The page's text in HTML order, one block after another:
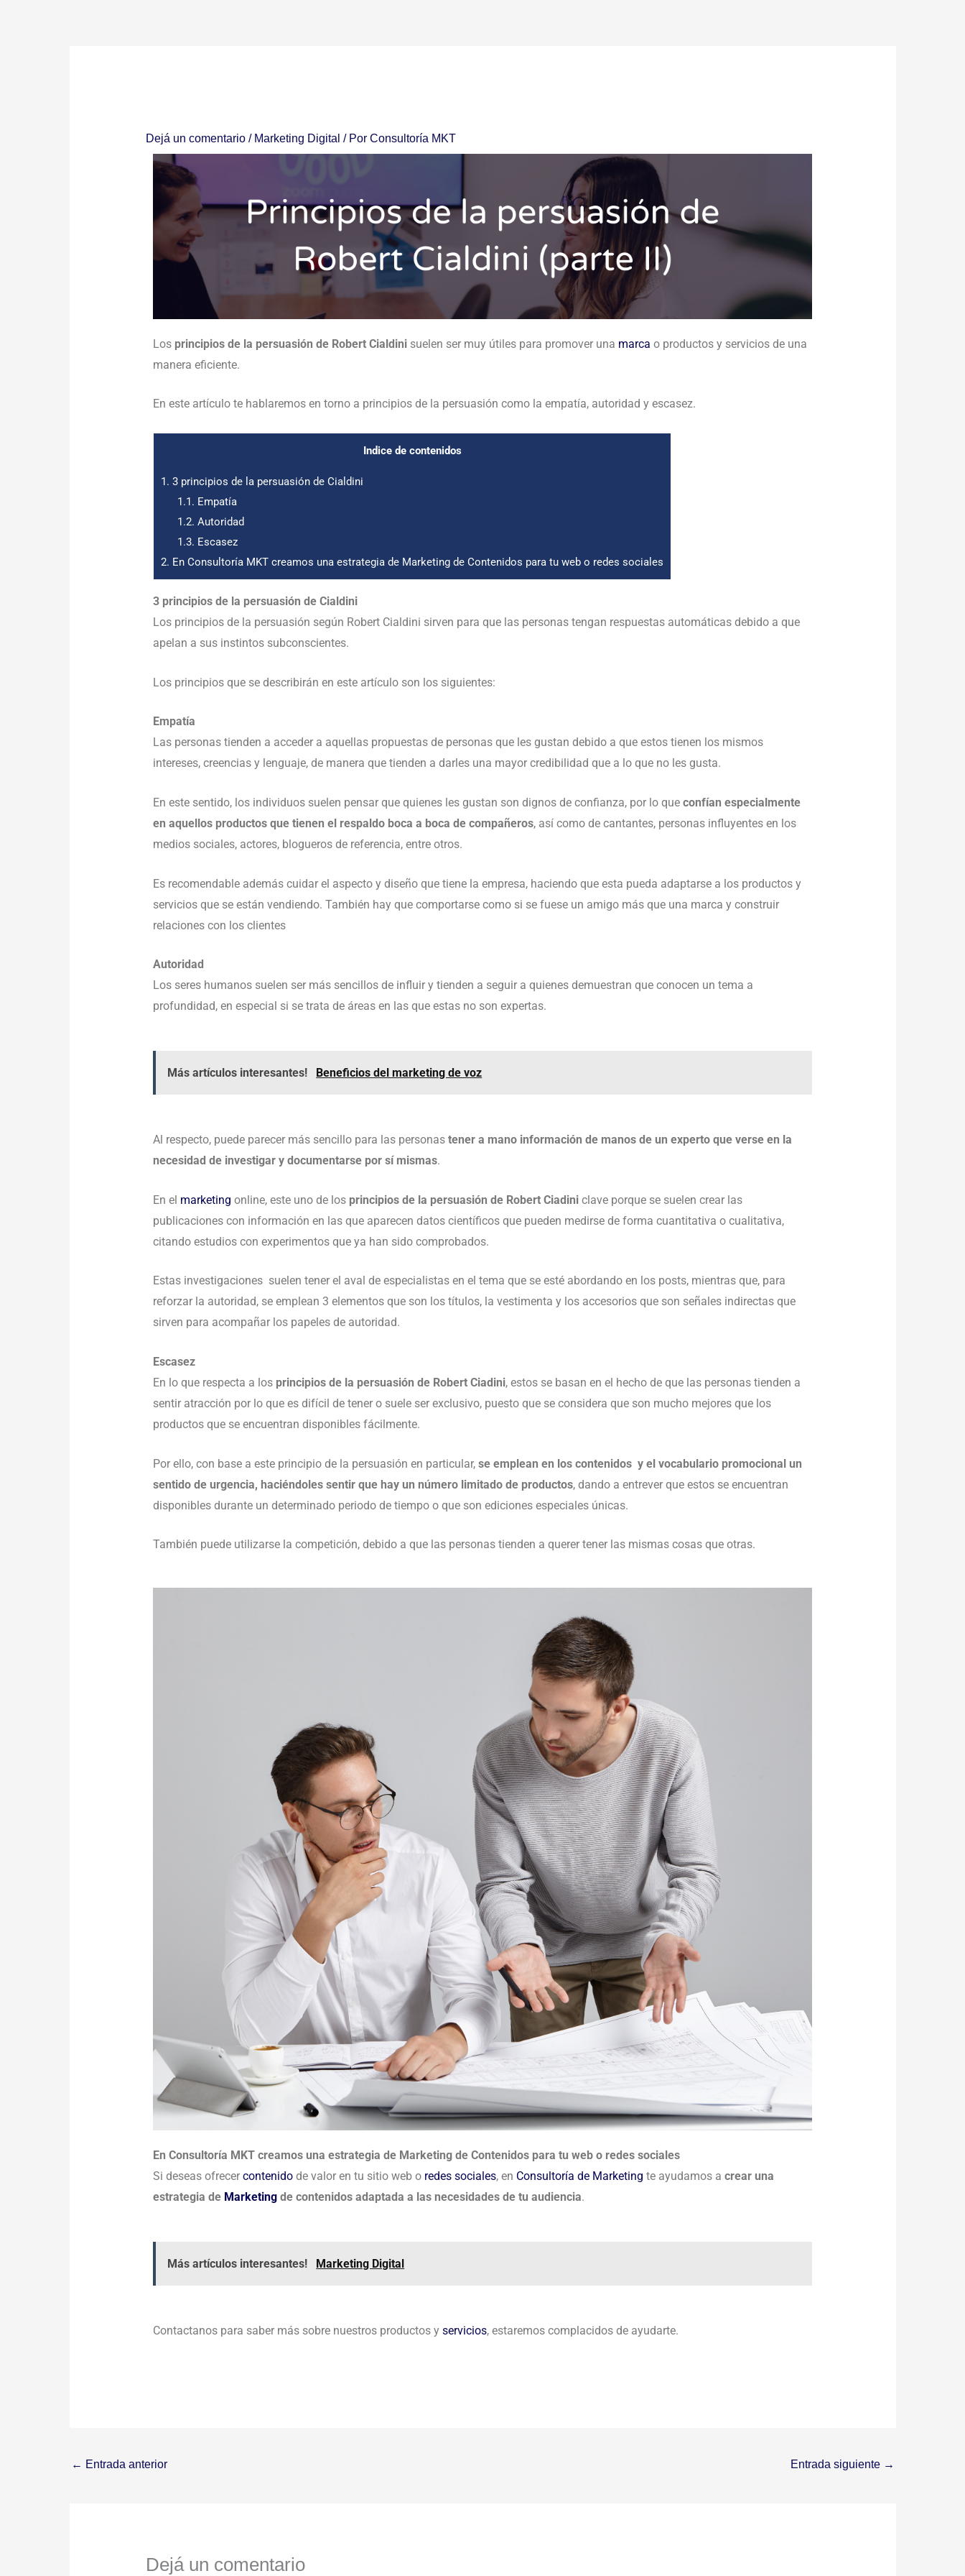
Dejá un comentario / Marketing Digital / PorConsultoría MKT
Los principios de la persuasión de Robert Cialdini suelen ser muy útiles para promover una marca o productos y servicios de una
manera eficiente.
En este artículo te hablaremos en torno a principios de la persuasión como la empatía, autoridad y escasez.
Indice de contenidos
1. 3 principios de la persuasión de Cialdini
1.1. Empatía
1.2. Autoridad
1.3. Escasez
2. En Consultoría MKT creamos una estrategia de Marketing de Contenidos para tu web o redes sociales
3 principios de la persuasión de Cialdini
Los principios de la persuasión según Robert Cialdini sirven para que las personas tengan respuestas automáticas debido a que
apelan a sus instintos subconscientes.
Los principios que se describirán en este artículo son los siguientes:
Empatía
Las personas tienden a acceder a aquellas propuestas de personas que les gustan debido a que estos tienen los mismos
intereses, creencias y lenguaje, de manera que tienden a darles una mayor credibilidad que a lo que no les gusta.
En este sentido, los individuos suelen pensar que quienes les gustan son dignos de confianza, por lo queconfían especialmente
en aquellos productos que tienen el respaldo boca a boca de compañeros, así como de cantantes, personas influyentes en los
medios sociales, actores, blogueros de referencia, entre otros.
Es recomendable además cuidar el aspecto y diseño que tiene la empresa, haciendo que esta pueda adaptarse a los productos y
servicios que se están vendiendo. También hay que comportarse como si se fuese un amigo más que una marca y construir
relaciones con los clientes
Autoridad
Los seres humanos suelen ser más sencillos de influir y tienden a seguir a quienes demuestran que conocen un tema a
profundidad, en especial si se trata de áreas en las que estas no son expertas.
Más artículos interesantes! Beneficios del marketing de voz
Al respecto, puede parecer más sencillo para las personas tener a mano información de manos de un experto que verse en la
necesidad de investigar y documentarse por sí mismas.
En el marketing online, este uno de los principios de la persuasión de Robert Ciadini clave porque se suelen crear las
publicaciones con información en las que aparecen datos científicos que pueden medirse de forma cuantitativa o cualitativa,
citando estudios con experimentos que ya han sido comprobados.
Estas investigaciones suelen tener el aval de especialistas en el tema que se esté abordando en los posts, mientras que, para
reforzar la autoridad, se emplean 3 elementos que son los títulos, la vestimenta y los accesorios que son señales indirectas que
sirven para acompañar los papeles de autoridad.
Escasez
En lo que respecta a los principios de la persuasión de Robert Ciadini, estos se basan en el hecho de que las personas tienden a
sentir atracción por lo que es difícil de tener o suele ser exclusivo, puesto que se considera que son mucho mejores que los
productos que se encuentran disponibles fácilmente.
Por ello, con base a este principio de la persuasión en particular,se emplean en los contenidos y el vocabulario promocional un
sentido de urgencia, haciéndoles sentir que hay un número limitado de productos, dando a entrever que estos se encuentran
disponibles durante un determinado periodo de tiempo o que son ediciones especiales únicas.
También puede utilizarse la competición, debido a que las personas tienden a querer tener las mismas cosas que otras.
En Consultoría MKT creamos una estrategia de Marketing de Contenidos para tu web o redes sociales
Si deseas ofrecercontenido de valor en tu sitio web o redes sociales, en Consultoría de Marketing te ayudamos acrear una
estrategia de Marketing de contenidos adaptada a las necesidades de tu audiencia.
Más artículos interesantes! Marketing Digital
Contactanos para saber más sobre nuestros productos yservicios, estaremos complacidos de ayudarte.
← Entrada anterior Entrada siguiente →
Dejá un comentario